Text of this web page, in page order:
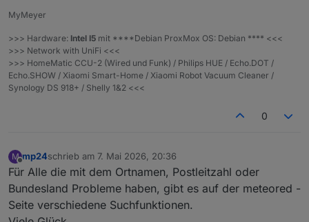
MyMeyer
>>> Hardware: Intel I5 mit ****Debian ProxMox OS: Debian **** <<<
>>> Network with UniFi <<<
>>> HomeMatic CCU-2 (Wired und Funk) / Philips HUE / Echo.DOT /
Echo.SHOW / Xiaomi Smart-Home / Xiaomi Robot Vacuum Cleaner /
Synology DS 918+ / Shelly 1&2 <<<
0
M
Offline
mp24schrieb am 7. Mai 2026, 20:36
zuletzt editiert von
Für Alle die mit dem Ortnamen, Postleitzahl oder
Bundesland Probleme haben, gibt es auf der meteored -
Seite verschiedene Suchfunktionen.